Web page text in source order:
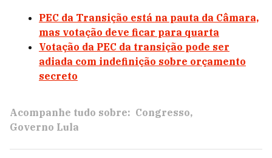
PEC da Transição está na pauta da Câmara,
mas votação deve ficar para quarta
Votação da PEC da transição pode ser
adiada com indefinição sobre orçamento
secreto
Acompanhe tudo sobre: Congresso
Governo Lula